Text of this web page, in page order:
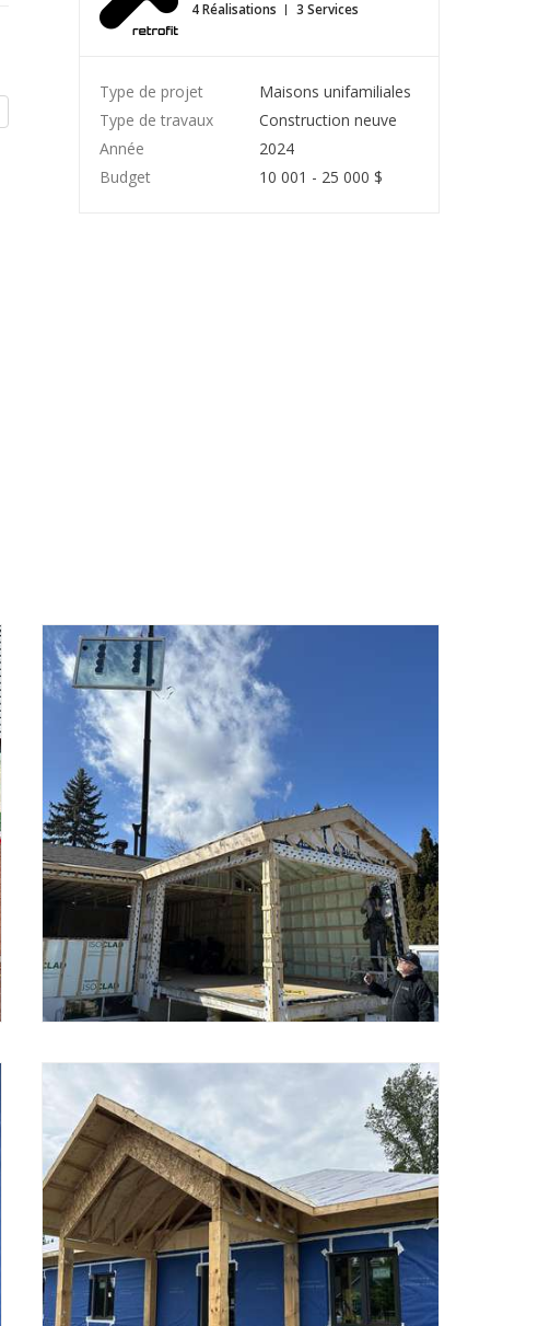
4 Réalisations 3 Services
Type de projet
Maisons unifamiliales
Type de travaux
Construction neuve
Année
2024
Budget
10 001 - 25 000 $